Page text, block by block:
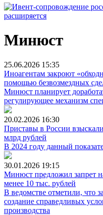
Минюст
25.06.2026 15:35
Иноагентам закроют
помощью безвозмездных
Минюст планирует
регулирующее механизм
20.02.2026 16:30
Приставы в России
млрд рублей
В 2024 году данный
30.01.2026 19:15
Минюст предложил запрет
менее 10 тыс. рублей
В ведомстве отметили, что
создание справедливых
производства